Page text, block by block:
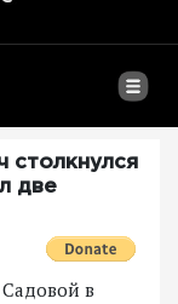
столкнулся
две
в